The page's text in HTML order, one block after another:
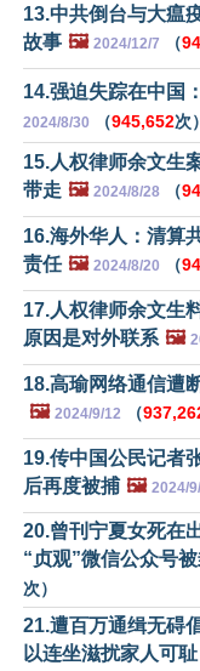
13.中共倒台与大瘟
故事 🖼️ 2024/12/7 （
14.强迫失踪在中国
2024/8/30 （945,652次）
15.人权律师余文生
带走 🖼️ 2024/8/28 （
16.海外华人：清算
责任 🖼️ 2024/8/20 （
17.人权律师余文生
原因是对外联系 🖼️
18.高瑜网络通信遭
🖼️ 2024/9/12 （
19.传中国公民记者
后再度被捕 🖼️ 2024/
20.曾刊宁夏女死在
“贞观”微信公众号
次）
21.遭百万通缉无碍
以连坐滋扰家人可耻